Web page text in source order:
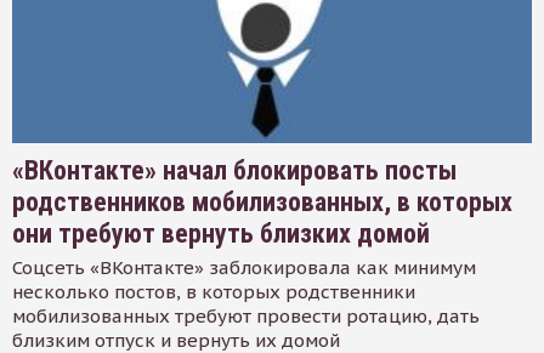
«ВКонтакте» начал блокировать посты
родственников мобилизованных, в которых
они требуют вернуть близких домой
Соцсеть «ВКонтакте» заблокировала как минимум
несколько постов, в которых родственники
мобилизованных требуют провести ротацию, дать
близким отпуск и вернуть их домой